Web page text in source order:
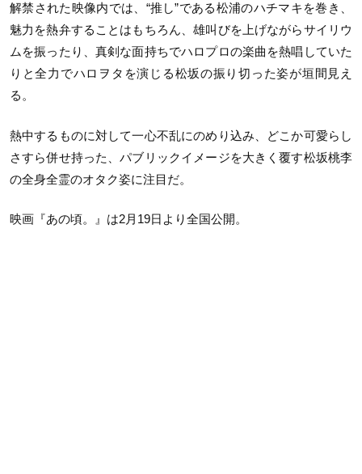
解禁された映像内では、“推し”である松浦のハチマキを巻き、
魅力を熱弁することはもちろん、雄叫びを上げながらサイリウ
ムを振ったり、真剣な面持ちでハロプロの楽曲を熱唱していた
りと全力でハロヲタを演じる松坂の振り切った姿が垣間見え
る。
熱中するものに対して一心不乱にのめり込み、どこか可愛らし
さすら併せ持った、パブリックイメージを大きく覆す松坂桃李
の全身全霊のオタク姿に注目だ。
映画 『あの頃。』は2月19日より全国公開。